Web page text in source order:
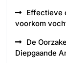
Effectieve
voorkom
De
Diepgaande